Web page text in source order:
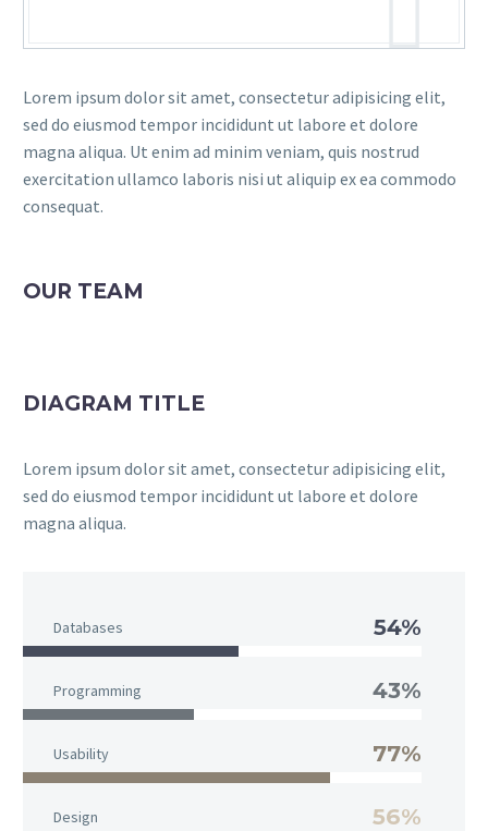
Lorem ipsum dolor sit amet, consectetur adipisicing elit,
sed do eiusmod tempor incididunt ut labore et dolore
magna aliqua. Ut enim ad minim veniam, quis nostrud
exercitation ullamco laboris nisi ut aliquip ex ea commodo
consequat.
OUR TEAM
DIAGRAM TITLE
Lorem ipsum dolor sit amet, consectetur adipisicing elit,
sed do eiusmod tempor incididunt ut labore et dolore
magna aliqua.
Databases 54%
Programming 43%
Usability 77%
Design 56%